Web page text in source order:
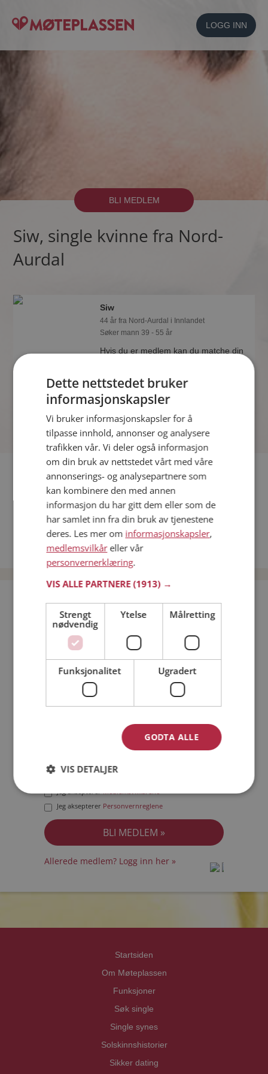
LOGG INN
BLI MEDLEM
Siw, single kvinne fra Nord-
Aurdal
Siw
44 år fra Nord-Aurdal i Innlandet
Søker mann 39 - 55 år
Hvis du er medlem kan du matche din
sammen som hånd i hanske?
Fler single
Flere singlekvinner fra Nord-Aurdal:Bjørg, Yeniffer,Amayeta
Menn fra Nord-Aurdal
Date kvinner i Norge
Date menn i Norge
Bli medlem gratis!
Jeg er en: Mann Kvinne
Min alder:
Jeg akseptererMedlemsvilkårene
Jeg aksepterer Personvernreglene
Allerede medlem? Logg inn her »
Startsiden
Om Møteplassen
Funksjoner
Søk single
Single synes
Solskinnshistorier
Sikker dating
Dette nettstedet bruker
informasjonskapsler
Vi bruker informasjonskapsler for å
tilpasse innhold, annonser og analysere
trafikken vår. Vi deler også informasjon
om din bruk av nettstedet vårt med våre
annonserings- og analysepartnere som
kan kombinere den med annen
informasjon du har gitt dem eller som de
har samlet inn fra din bruk av tjenestene
deres. Les mer om informasjonskapsler,
medlemsvilkåreller vår
personvernerklæring.
VIS ALLE PARTNERE(1913) →
Strengt
nødvendig
Ytelse Målretting
Funksjonalitet Ugradert
GODTA ALLE
VIS DETALJER